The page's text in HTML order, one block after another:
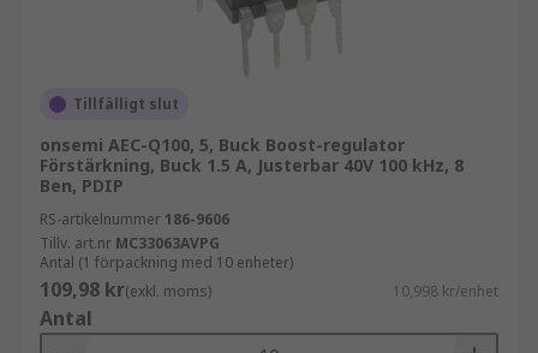
Tillfälligt slut
onsemi AEC-Q100, 5, Buck Boost-regulator
Förstärkning, Buck 1.5 A, Justerbar 40V 100 kHz, 8
Ben, PDIP
RS-artikelnummer 186-9606
Tillv. art.nr MC33063AVPG
Antal (1 förpackning med 10 enheter)
109,98 kr(exkl. moms) 10,998 kr/enhet
Antal